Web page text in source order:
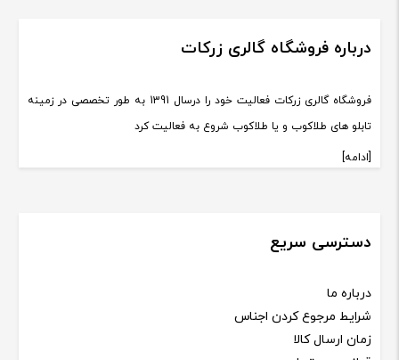
درباره فروشگاه گالری زرکات
فروشگاه گالری زرکات فعالیت خود را درسال 1391 به طور تخصصی در زمینه
تابلو های طلاکوب و یا طلاکوب شروع به فعالیت کرد
[ادامه]
دسترسی سریع
درباره ما
شرایط مرجوع کردن اجناس
زمان ارسال کالا